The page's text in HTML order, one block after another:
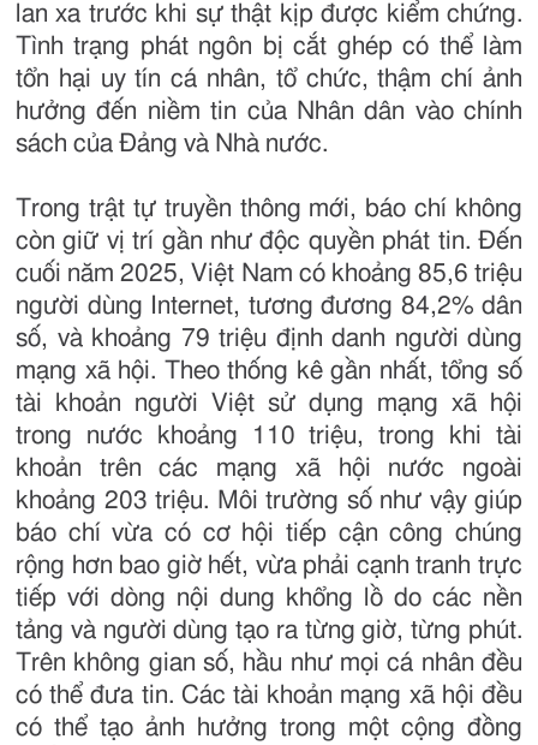
lan xa trước khi sự thật kịp được kiểm chứng.
Tình trạng phát ngôn bị cắt ghép có thể làm
tổn hại uy tín cá nhân, tổ chức, thậm chí ảnh
hưởng đến niềm tin của Nhân dân vào chính
sách của Đảng và Nhà nước.
Trong trật tự truyền thông mới, báo chí không
còn giữ vị trí gần như độc quyền phát tin. Đến
cuối năm 2025, Việt Nam có khoảng 85,6 triệu
người dùng Internet, tương đương 84,2% dân
số, và khoảng 79 triệu định danh người dùng
mạng xã hội. Theo thống kê gần nhất, tổng số
tài khoản người Việt sử dụng mạng xã hội
trong nước khoảng 110 triệu, trong khi tài
khoản trên các mạng xã hội nước ngoài
khoảng 203 triệu. Môi trường số như vậy giúp
báo chí vừa có cơ hội tiếp cận công chúng
rộng hơn bao giờ hết, vừa phải cạnh tranh trực
tiếp với dòng nội dung khổng lồ do các nền
tảng và người dùng tạo ra từng giờ, từng phút.
Trên không gian số, hầu như mọi cá nhân đều
có thể đưa tin. Các tài khoản mạng xã hội đều
có thể tạo ảnh hưởng trong một cộng đồng